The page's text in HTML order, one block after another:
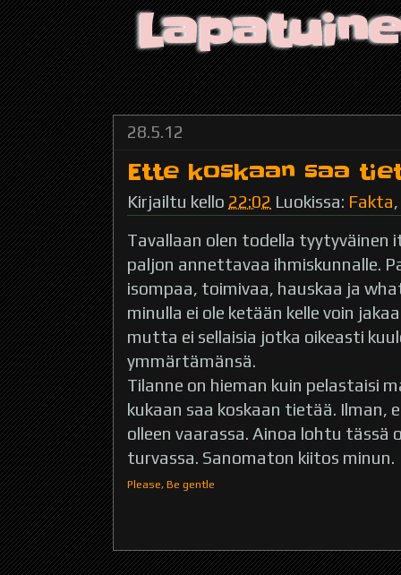
28.5.12
Ette koskaan saa
Kirjailtu kello 22:02 Luokissa: Fakta,
Tavallaan olen todella tyytyväinen
paljon annettavaa ihmiskunnalle.
isompaa, toimivaa, hauskaa ja
minulla ei ole ketään kelle voin
mutta ei sellaisia jotka oikeasti
ymmärtämänsä.
Tilanne on hieman kuin pelastaisi
kukaan saa koskaan tietää. Ilman,
olleen vaarassa. Ainoa lohtu tässä
turvassa. Sanomaton kiitos minun.
Please, Be gentle